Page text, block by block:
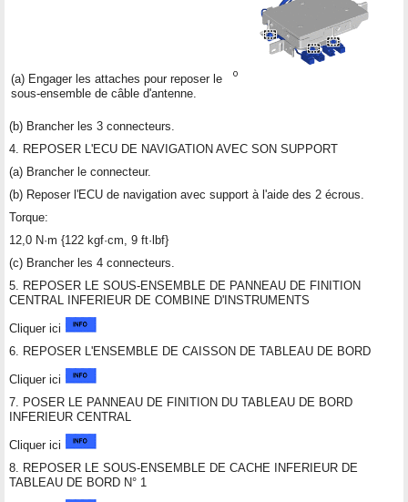
(a) Engager les attaches pour reposer le
sous-ensemble de câble d'antenne.
(b) Brancher les 3 connecteurs.
4. REPOSER L'ECU DE NAVIGATION AVEC SON SUPPORT
(a) Brancher le connecteur.
(b) Reposer l'ECU de navigation avec support à l'aide des 2 écrous.
Torque:
12,0 N·m {122 kgf·cm, 9 ft·lbf}
(c) Brancher les 4 connecteurs.
5. REPOSER LE SOUS-ENSEMBLE DE PANNEAU DE FINITION
CENTRAL INFERIEUR DE COMBINE D'INSTRUMENTS
Cliquer ici
6. REPOSER L'ENSEMBLE DE CAISSON DE TABLEAU DE BORD
Cliquer ici
7. POSER LE PANNEAU DE FINITION DU TABLEAU DE BORD
INFERIEUR CENTRAL
Cliquer ici
8. REPOSER LE SOUS-ENSEMBLE DE CACHE INFERIEUR DE
TABLEAU DE BORD N° 1